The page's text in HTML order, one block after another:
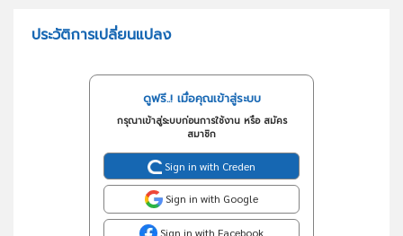
ประวัติการเปลี่ยนแปลง
ดูฟรี..! เมื่อคุณเข้าสู่ระบบ
กรุณาเข้าสู่ระบบก่อนการใช้งาน หรือ สมัคร
สมาชิก
Sign in with Creden
Sign in with Google
Sign in with Facebook